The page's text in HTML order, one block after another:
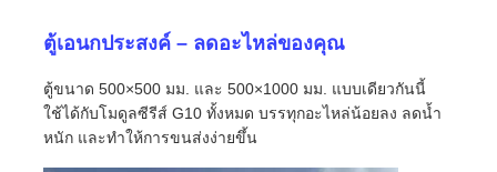
บอร์ดจอ LED นอก
ตู้เอนกประสงค์ – ลดอะไหล่ของคุณ
ตู้ขนาด 500×500 มม. และ 500×1000 มม. แบบเดียวกันนี้
ใช้ได้กับโมดูลซีรีส์ G10 ทั้งหมด บรรทุกอะไหล่น้อยลง ลดน้ำ
หนัก และทำให้การขนส่งง่ายขึ้น